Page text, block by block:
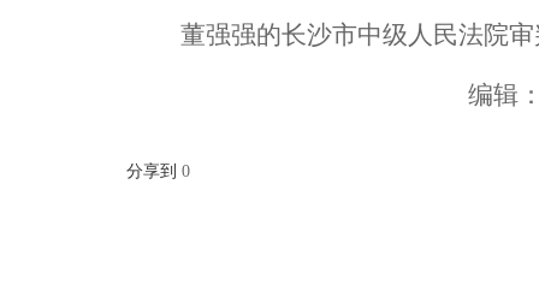
董强强的长沙市中级人民法院
编辑
分享到 0